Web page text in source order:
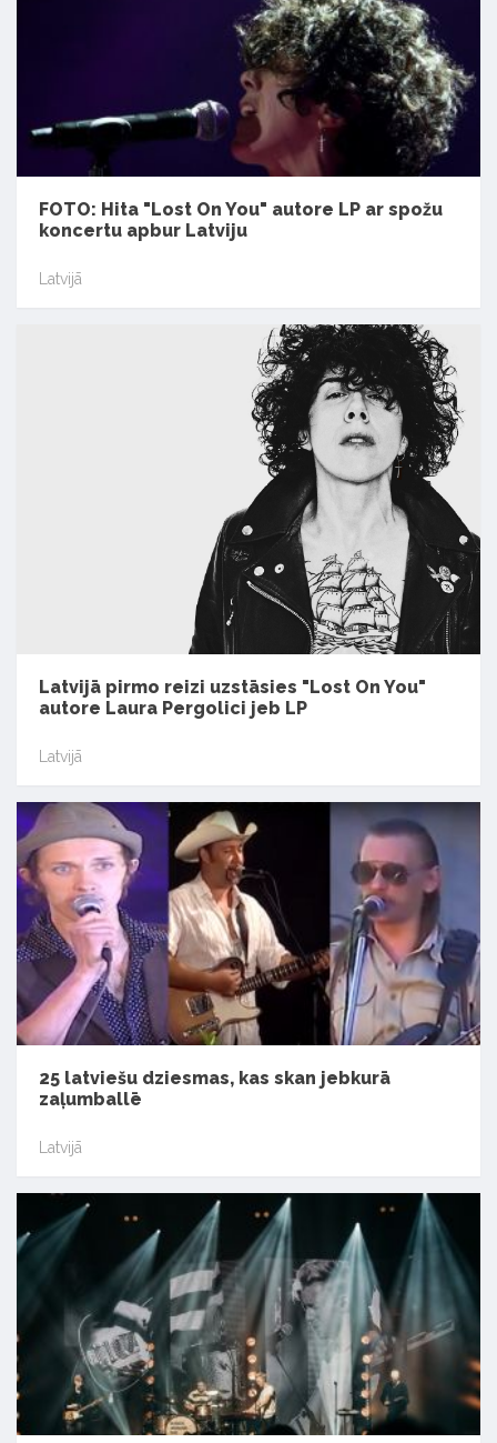
FOTO: Hita "Lost On You" autore LP ar spožu
koncertu apbur Latviju
Latvijā
Latvijā pirmo reizi uzstāsies "Lost On You"
autore Laura Pergolici jeb LP
Latvijā
25 latviešu dziesmas, kas skan jebkurā
zaļumballē
Latvijā